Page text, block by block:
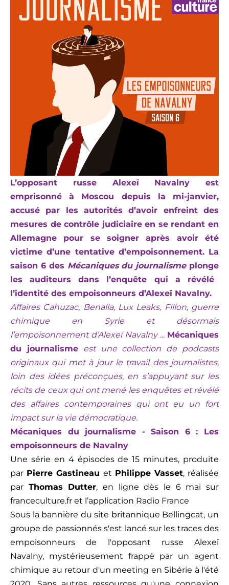
L’opposant russe Alexeï Navalny est
emprisonné à Moscou depuis la mi-janvier,
accusé par les autorités
d’avoir enfreint des
mesures de contrôle judiciaire en se rendant en
Allemagne pour se soigner
après avoir été
victime d’une tentative d’empoisonnement. La
saison 6 des Mécaniques du journalisme plonge
les auditeurs dans l’enquête qui a révélé
l’identité des empoisonneurs d’Alexeï Navalny.
Affaires Cahuzac, Benalla, Lux Leaks, Fillon, guerre
chimique en Syrie et désormais
l’empoisonnement d’Alexeï Navalny... Mécaniques
du journalismeest
une collection de podcasts
originaux qui met à jour le travail des journalistes,
loin des idées préconçues, en s’appuyant sur les
récits de ceux qui ont mené les enquêtes et révélé
des affaires contemporaines qui ont eu un fort
impact sur la vie démocratique.
Mécaniques du journalisme - Saison 6 : Les
empoisonneurs de Navalny
Une série en 4 épisodes de 15 minutes, produite
par PierreGastineau et Philippe Vasset,réalisée
par Thomas Dutter, en ligne dès le 6 mai sur
franceculture.fr et l’application Radio France
Sous la bannière du site britannique Bellingcat, un
groupe de passionnés s'est lancé sur les traces des
empoisonneurs de l'opposant russe Alexeï
Navalny, mystérieusement frappé par un agent
chimique au retour d'un meeting en Sibérie à l'été